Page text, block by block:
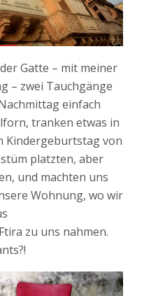
Gatte – mit meiner
– zwei Tauchgänge
einfach
tranken etwas in
Kindergeburtstag von
platzten, aber
und machten uns
Wohnung, wo wir
zu uns nahmen.